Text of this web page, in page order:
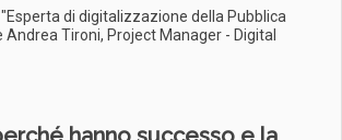
di digitalizzazione della Pubblica
Tironi, Project Manager - Digital